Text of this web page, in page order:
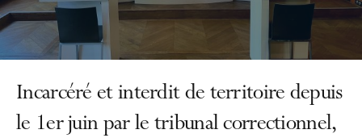
Incarcéré et interdit de territoire depuis
le 1er juin par le tribunal correctionnel,